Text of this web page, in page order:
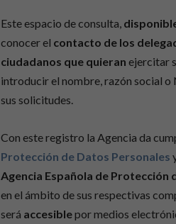
Este espacio de consulta,
conocer el contacto de los
ciudadanos que quieran ejercitar
introducir el nombre, razón social
sus solicitudes.
Con este registro la Agencia da
Protección de Datos Personales
Agencia Española de Protección
en el ámbito de sus respectivas
será accesiblepor medios